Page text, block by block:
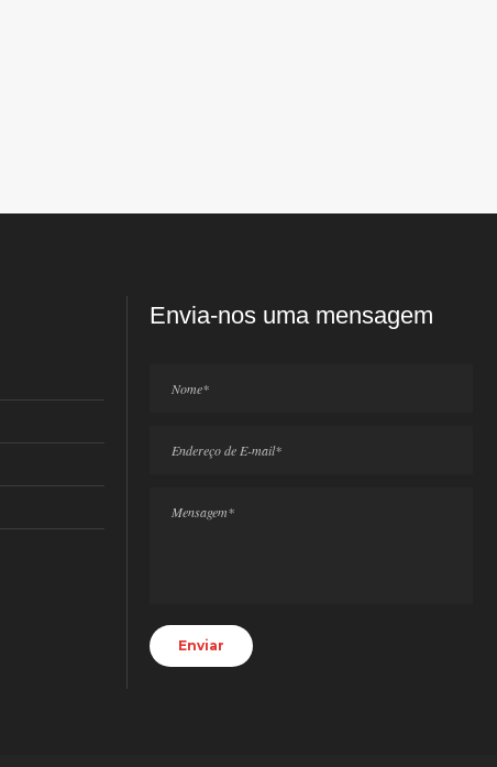
Envia-nos uma mensagem